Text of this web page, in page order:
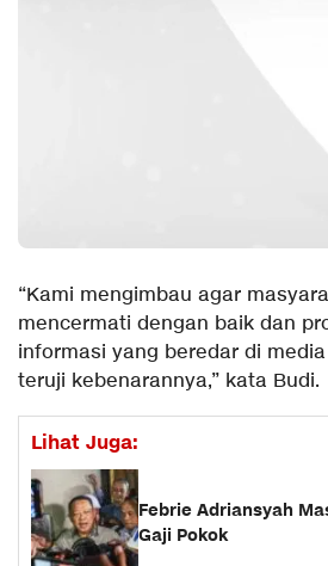
“Kami mengimbau agar
mencermati dengan baik dan
informasi yang beredar di
teruji kebenarannya,” kata Budi.
Lihat Juga:
Febrie Adriansyah
Gaji Pokok